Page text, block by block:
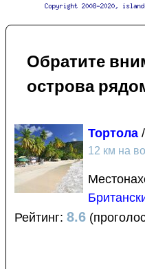
Обратите
острова
Тортола /
12 км на
Рейтинг: 8.6